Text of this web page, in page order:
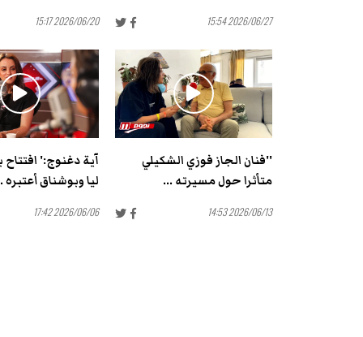
2026/06/27 15:54
2026/06/20 15:17
''فنان الجاز فوزي الشكيلي
متأثرا حول مسيرته ...
2026/06/13 14:53
آية دغنوج:'
ليا وبوشناق أعتبره
2026/06/06 17:42